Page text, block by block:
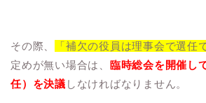
その際、 「補欠の役員は理事会で選任
定めが無い場合は、 臨時総会を開催し
任）を決議 しなければなりません。